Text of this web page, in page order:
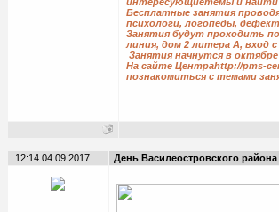
Бесплатные занятия
психологи, логопеды,
Занятия будут проходить
линия, дом 2 литера А, вход
Занятия начнутся в
На сайте Центраhttp://pms-
познакомиться с темами
12:14 04.09.2017 День Василеостровского района